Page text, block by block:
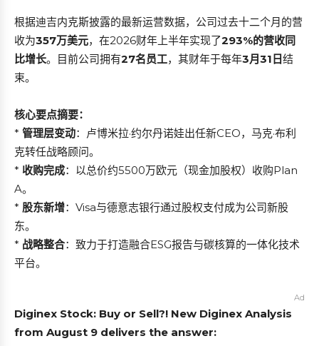
根据迪吉内克斯披露的最新运营数据，公司过去十二个月的营
收为357万美元，在2026财年上半年实现了293%的营收同
比增长。目前公司拥有27名员工，其财年于每年3月31日结
束。
核心要点摘要：
* 管理层变动：卢博米拉·约尔丹诺娃出任新CEO，马克·布利
克转任战略顾问。
* 收购完成：以总价约5500万欧元（现金加股权）收购Plan
A。
* 股东新增：Visa与德意志银行通过股权支付成为公司新股
东。
* 战略整合：致力于打造融合ESG报告与碳核算的一体化技术
平台。
Ad
Diginex Stock: Buy or Sell?! New Diginex Analysis
from August 9 delivers the answer: